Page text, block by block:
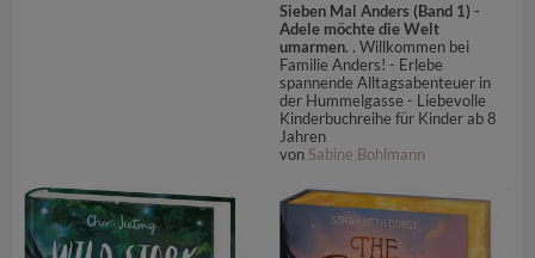
Sieben Mal Anders (Band 1) -
Adele möchte die Welt
umarmen. . Willkommen bei
Familie Anders! - Erlebe
spannende Alltagsabenteuer in
der Hummelgasse - Liebevolle
Kinderbuchreihe für Kinder ab 8
Jahren
von Sabine Bohlmann